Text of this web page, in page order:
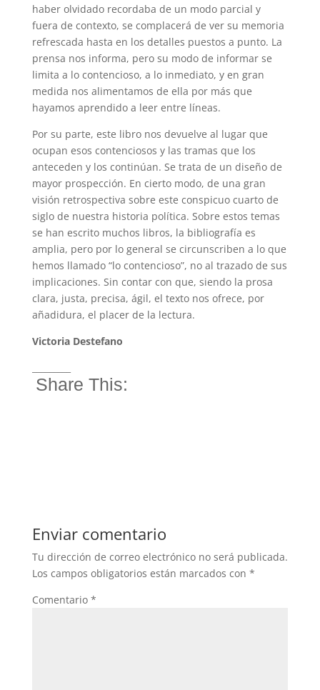
haber olvidado recordaba de un modo parcial y
fuera de contexto, se complacerá de ver su memoria
refrescada hasta en los detalles puestos a punto. La
prensa nos informa, pero su modo de informar se
limita a lo contencioso, a lo inmediato, y en gran
medida nos alimentamos de ella por más que
hayamos aprendido a leer entre líneas.
Por su parte, este libro nos devuelve al lugar que
ocupan esos contenciosos y las tramas que los
anteceden y los continúan. Se trata de un diseño de
mayor prospección. En cierto modo, de una gran
visión retrospectiva sobre este conspicuo cuarto de
siglo de nuestra historia política. Sobre estos temas
se han escrito muchos libros, la bibliografía es
amplia, pero por lo general se circunscriben a lo que
hemos llamado “lo contencioso”, no al trazado de sus
implicaciones. Sin contar con que, siendo la prosa
clara, justa, precisa, ágil, el texto nos ofrece, por
añadidura, el placer de la lectura.
Victoria Destefano
Share This:
Enviar comentario
Tu dirección de correo electrónico no será publicada.
Los campos obligatorios están marcados con *
Comentario *